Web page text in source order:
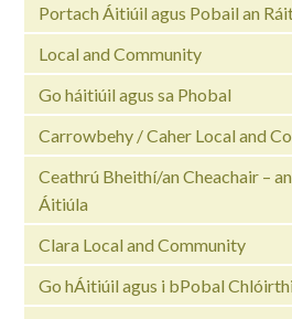
Portach Áitiúil agus Pobail an
Local and Community
Go háitiúil agus sa Phobal
Carrowbehy / Caher Local and
Ceathrú Bheithí/an Cheachair –
Áitiúla
Clara Local and Community
Go hÁitiúil agus i bPobal